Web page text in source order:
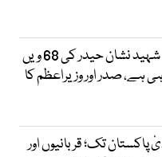
میجر طفیل محمد شہید نشان حیدر کی 68 ویں
ہے، صدر اور وزیراعظم کا
پاکستان تک؛ قربانیوں اور